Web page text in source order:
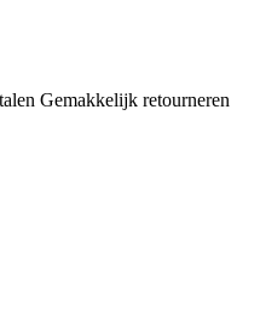
Gemakkelijk retourneren